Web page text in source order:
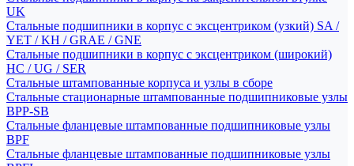
UK
Стальные подшипники в корпус с эксцентриком (узкий) SA /
YET / KH / GRAE / GNE
Стальные подшипники в корпус с эксцентриком (широкий)
HC / UG / SER
Стальные штампованные корпуса и узлы в сборе
Стальные стационарные штампованные подшипниковые узлы
BPP-SB
Стальные фланцевые штампованные подшипниковые узлы
BPF
Стальные фланцевые штампованные подшипниковые узлы